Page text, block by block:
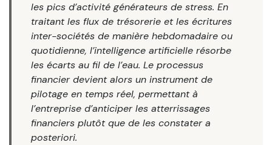
les pics d’activité générateurs de stress. En
traitant les flux de trésorerie et les écritures
inter-sociétés de manière hebdomadaire ou
quotidienne, l’intelligence artificielle résorbe
les écarts au fil de l’eau. Le processus
financier devient alors un instrument de
pilotage en temps réel, permettant à
l’entreprise d’anticiper les atterrissages
financiers plutôt que de les constater a
posteriori.